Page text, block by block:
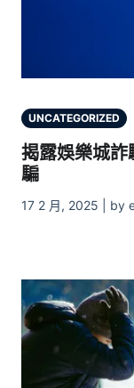
UNCATEGORIZED
揭露娛樂城詐
騙
17 2 月, 2025 | by